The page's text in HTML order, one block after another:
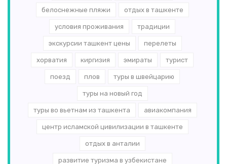
белоснежные пляжи отдых в ташкенте
условия проживания традиции
экскурсии ташкент цены перелеты
хорватия киргизия эмираты турист
поезд плов туры в швейцарию
туры на новый год
туры во вьетнам из ташкента авиакомпания
центр исламской цивилизации в ташкенте
отдых в анталии
развитие туризма в узбекистане